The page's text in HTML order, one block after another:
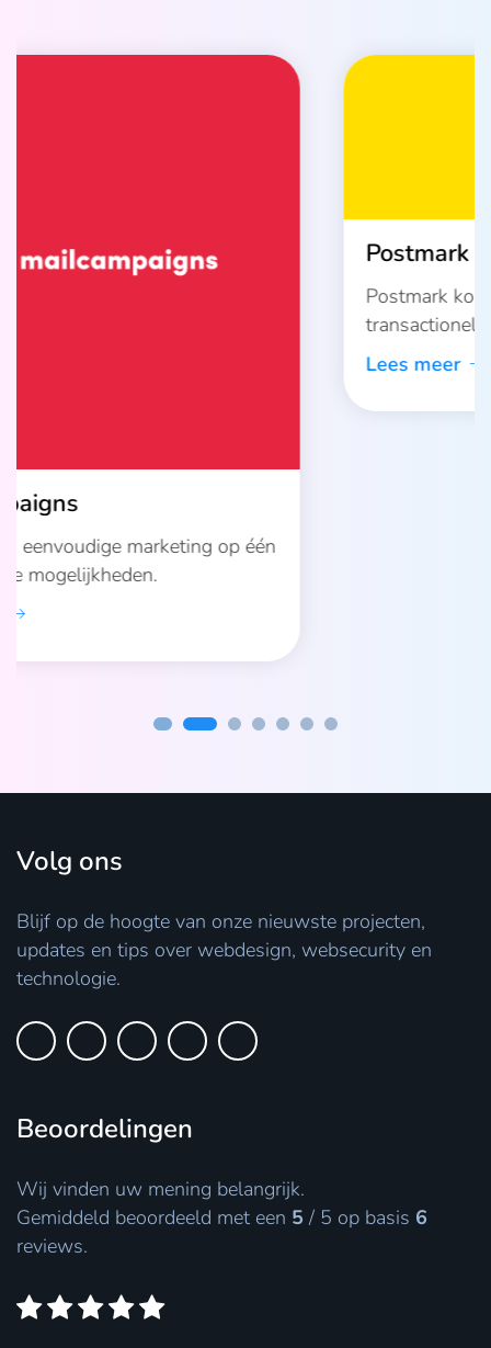
Postmark
Postmark koppeling voor betrouwbare
transactionele e-mails in webshops
Volg ons
Blijf op de hoogte van onze nieuwste projecten,
updates en tips over webdesign, websecurity en
technologie.
Beoordelingen
Wij vinden uw mening belangrijk.
Gemiddeld beoordeeld met een 5 / 5 op basis 6
reviews.